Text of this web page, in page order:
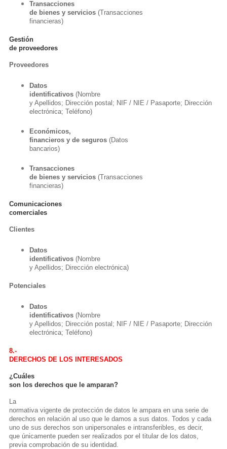
Transacciones
de bienes y servicios (Transacciones
financieras)
Gestión
de proveedores
Proveedores
Datos
identificativos (Nombre
y Apellidos; Dirección postal; NIF / NIE / Pasaporte; Dirección
electrónica; Teléfono)
Económicos,
financieros y de seguros (Datos
bancarios)
Transacciones
de bienes y servicios (Transacciones
financieras)
Comunicaciones
comerciales
Clientes
Datos
identificativos (Nombre
y Apellidos; Dirección electrónica)
Potenciales
Datos
identificativos (Nombre
y Apellidos; Dirección postal; NIF / NIE / Pasaporte; Dirección
electrónica; Teléfono)
8.-
DERECHOS DE LOS INTERESADOS
¿Cuáles
son los derechos que le amparan?
La
normativa vigente de protección de datos le ampara en una serie de
derechos en relación al uso que le damos a sus datos. Todos y cada
uno de sus derechos son unipersonales e intransferibles, es decir,
que únicamente pueden ser realizados por el titular de los datos,
previa comprobación de su identidad.